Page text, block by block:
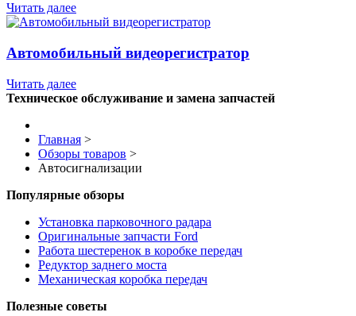
Читать далее
Автомобильный видеорегистратор
Читать далее
Техническое обслуживание и замена запчастей
Главная >
Обзоры товаров >
Автосигнализации
Популярные обзоры
Установка парковочного радара
Оригинальные запчасти Ford
Работа шестеренок в коробке передач
Редуктор заднего моста
Механическая коробка передач
Полезные советы